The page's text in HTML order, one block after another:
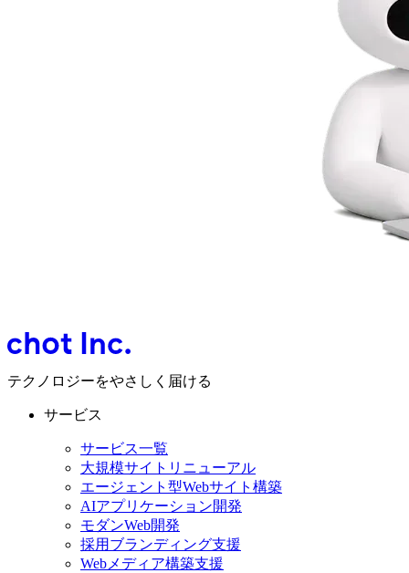
テクノロジーをやさしく届ける
サービス
サービス一覧
大規模サイトリニューアル
エージェント型Webサイト構築
AIアプリケーション開発
モダンWeb開発
採用ブランディング支援
Webメディア構築支援